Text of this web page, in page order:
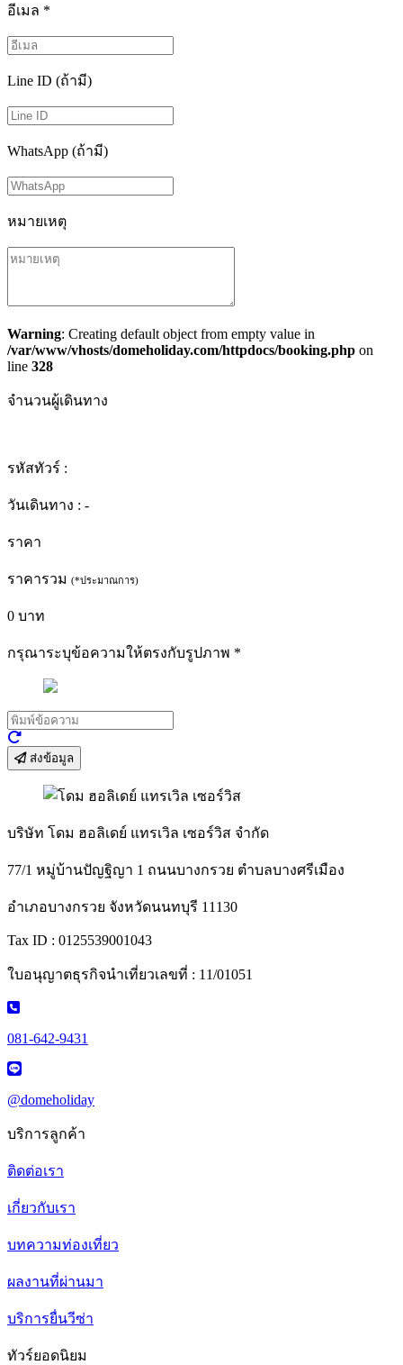
อีเมล *
Line ID (ถ้ามี)
WhatsApp (ถ้ามี)
หมายเหตุ
Warning: Creating default object from empty value in
/var/www/vhosts/domeholiday.com/httpdocs/booking.php on
line 328
จำนวนผู้เดินทาง
รหัสทัวร์ :
วันเดินทาง : -
ราคา
ราคารวม (*ประมาณการ)
0 บาท
กรุณาระบุข้อความให้ตรงกับรูปภาพ *
ส่งข้อมูล
บริษัท โดม ฮอลิเดย์ แทรเวิล เซอร์วิส จำกัด
77/1 หมู่บ้านปัญฐิญา 1 ถนนบางกรวย ตำบลบางศรีเมือง
อำเภอบางกรวย จังหวัดนนทบุรี 11130
Tax ID : 0125539001043
ใบอนุญาตธุรกิจนำเที่ยวเลขที่ : 11/01051
081-642-9431
@domeholiday
บริการลูกค้า
ติดต่อเรา
เกี่ยวกับเรา
บทความท่องเที่ยว
ผลงานที่ผ่านมา
บริการยื่นวีซ่า
ทัวร์ยอดนิยม